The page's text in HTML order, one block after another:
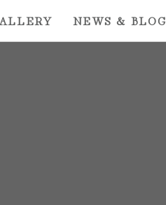
NEWS & BLOG